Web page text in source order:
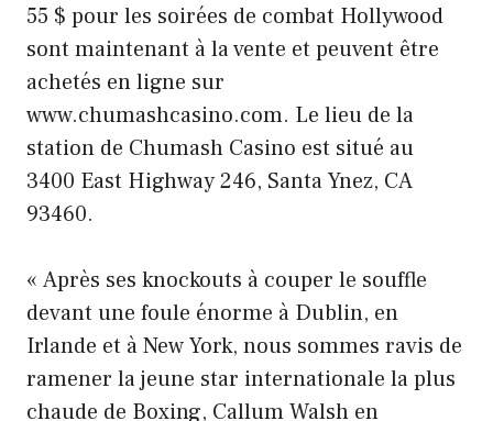
55 $ pour les soirées de combat Hollywood
sont maintenant à la vente et peuvent être
achetés en ligne sur
www.chumashcasino.com. Le lieu de la
station de Chumash Casino est situé au
3400 East Highway 246, Santa Ynez, CA
93460.
« Après ses knockouts à couper le souffle
devant une foule énorme à Dublin, en
Irlande et à New York, nous sommes ravis de
ramener la jeune star internationale la plus
chaude de Boxing, Callum Walsh en